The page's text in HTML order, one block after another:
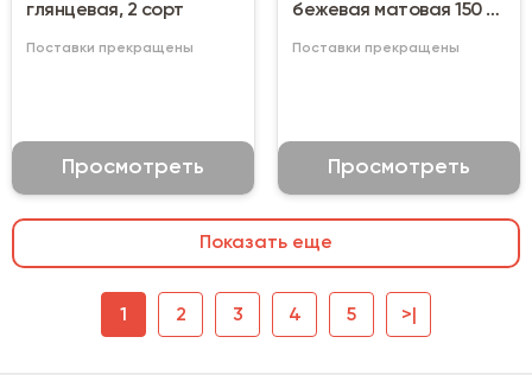
глянцевая, 2 сорт
Поставки прекращены
Просмотреть
бежевая матовая 150 х
Поставки прекращены
Просмотреть
Показать еще
1 2 3 4 5 >|